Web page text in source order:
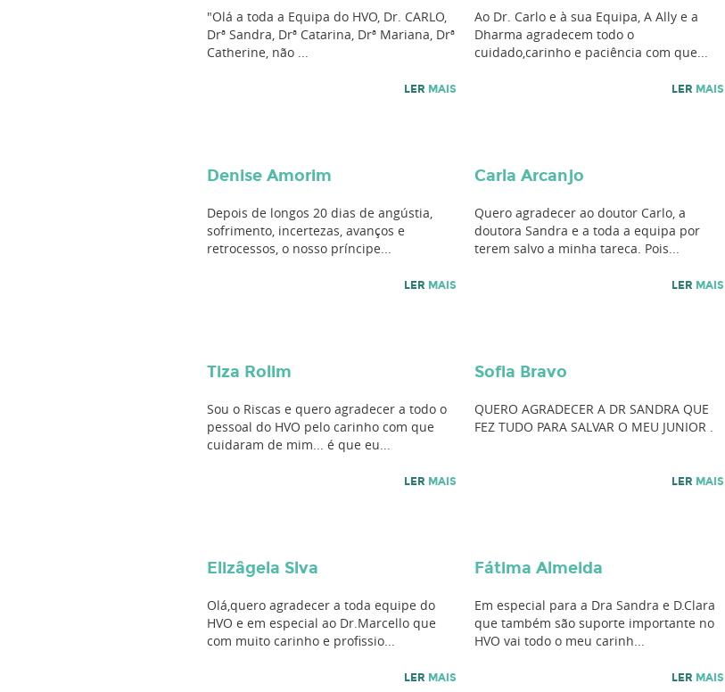
"Olá a toda a Equipa do HVO, Dr. CARLO,
Drª Sandra, Drª Catarina, Drª Mariana, Drª
Catherine, não ...
LER MAIS
Ao Dr. Carlo e à sua Equipa, A Ally e a
Dharma agradecem todo o
cuidado,carinho e paciência com que...
LER MAIS
Denise Amorim
Depois de longos 20 dias de angústia,
sofrimento, incertezas, avanços e
retrocessos, o nosso príncipe...
LER MAIS
Carla Arcanjo
Quero agradecer ao doutor Carlo, a
doutora Sandra e a toda a equipa por
terem salvo a minha tareca. Pois...
LER MAIS
Tiza Rolim
Sou o Riscas e quero agradecer a todo o
pessoal do HVO pelo carinho com que
cuidaram de mim... é que eu...
LER MAIS
Sofia Bravo
QUERO AGRADECER A DR SANDRA QUE
FEZ TUDO PARA SALVAR O MEU JUNIOR .
LER MAIS
Elizâgela Slva
Olá,quero agradecer a toda equipe do
HVO e em especial ao Dr.Marcello que
com muito carinho e profissio...
LER MAIS
Fátima Almeida
Em especial para a Dra Sandra e D.Clara
que também são suporte importante no
HVO vai todo o meu carinh...
LER MAIS